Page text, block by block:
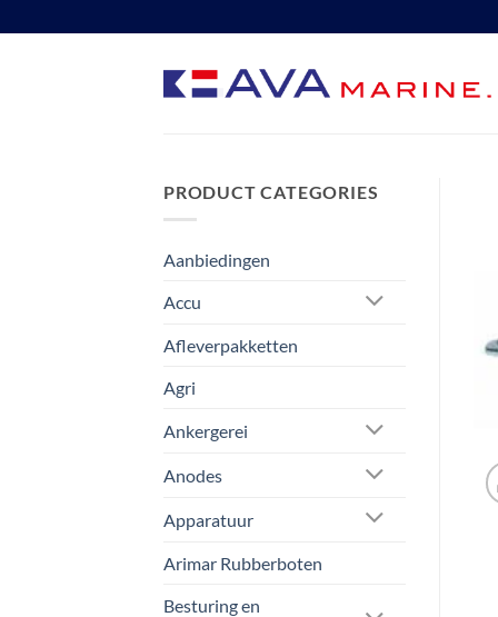
naar
PRODUCT CATEGORIES
Aanbiedingen
Accu
Afleverpakketten
Agri
Ankergerei
Anodes
Apparatuur
Arimar Rubberboten
Besturing en